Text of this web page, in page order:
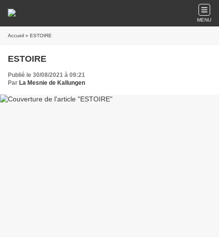
MENU
Accueil » ESTOIRE
ESTOIRE
Publié le 30/08/2021 à 09:21
Par La Mesnie de Kallungen